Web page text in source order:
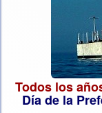
Todos los
Día de la